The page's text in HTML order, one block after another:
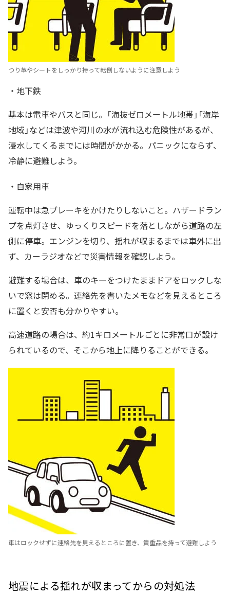
つり革やシートをしっかり持って転倒しないように注意しよう
・地下鉄
基本は電車やバスと同じ。「海抜ゼロメートル地帯」「海岸
地域」などは津波や河川の水が流れ込む危険性があるが、
浸水してくるまでには時間がかかる。パニックにならず、
冷静に避難しよう。
・自家用車
運転中は急ブレーキをかけたりしないこと。ハザードラン
プを点灯させ、ゆっくりスピードを落としながら道路の左
側に停車。エンジンを切り、揺れが収まるまでは車外に出
ず、カーラジオなどで災害情報を確認しよう。
避難する場合は、車のキーをつけたままドアをロックしな
いで窓は閉める。連絡先を書いたメモなどを見えるところ
に置くと安否も分かりやすい。
高速道路の場合は、約1キロメートルごとに非常口が設け
られているので、そこから地上に降りることができる。
車はロックせずに連絡先を見えるところに置き、貴重品を持って避難しよう
地震による揺れが収まってからの対処法